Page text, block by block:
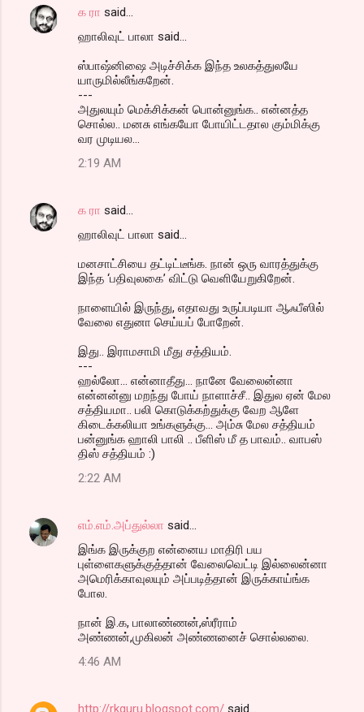
க ரா said…
ஹாலிவுட் பாலா said...
ஸ்பாஷ்னிஷை அடிச்சிக்க இந்த உலகத்துலயே
யாருமில்லீங்கறேன்.
---
அதுலயும் மெக்சிக்கன் பொன்னுங்க.. என்னத்த
சொல்ல.. மனசு எங்கயோ போயிட்டதால கும்மிக்கு
வர முடியல...
2:19 AM
க ரா said…
ஹாலிவுட் பாலா said...
மனசாட்சியை தட்டிட்டீங்க. நான் ஒரு வாரத்துக்கு
இந்த ‘பதிவுலகை’ விட்டு வெளியேறுகிறேன்.
நாளையில் இருந்து, எதாவது உருப்படியா ஆஃபீஸில்
வேலை எதுனா செய்யப் போறேன்.
இது.. இராமசாமி மீது சத்தியம்.
---
ஹல்லோ... என்னாதீது... நானே வேலைன்னா
என்னன்னு மறந்து போய் நாளாச்சீ.. இதுல ஏன் மேல
சத்தியமா.. பலி கொடுக்கற்துக்கு வேற ஆளே
கிடைக்கலியா உங்களுக்கு... அம்சு மேல சத்தியம்
பன்னுங்க ஹாலி பாலி .. பீளிஸ் மீ த பாவம்.. வாபஸ்
திஸ் சத்தியம் :)
2:22 AM
எம்.எம்.அப்துல்லா said…
இங்க இருக்குற என்னைய மாதிரி பய
புள்ளைகளுக்குத்தான் வேலைவெட்டி இல்லைன்னா
அமெரிக்காவுலயும் அப்படித்தான் இருக்காய்ங்க
போல.
நான் இ.க, பாலாண்ணன்,ஸ்ரீராம்
அண்ணன்,முகிலன் அண்ணனைச் சொல்லலை.
4:46 AM
http://rkguru.blogspot.com/ said…